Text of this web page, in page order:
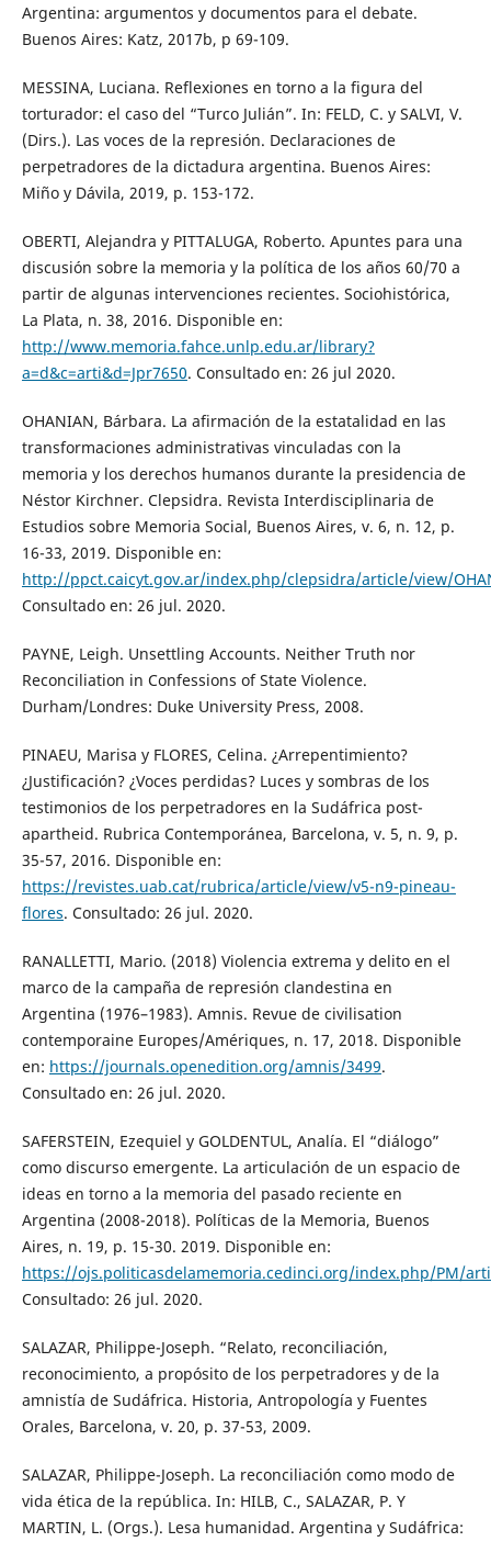
Argentina: argumentos y documentos para el debate.
Buenos Aires: Katz, 2017b, p 69-109.
MESSINA, Luciana. Reflexiones en torno a la figura del
torturador: el caso del “Turco Julián”. In: FELD, C. y SALVI, V.
(Dirs.). Las voces de la represión. Declaraciones de
perpetradores de la dictadura argentina. Buenos Aires:
Miño y Dávila, 2019, p. 153-172.
OBERTI, Alejandra y PITTALUGA, Roberto. Apuntes para una
discusión sobre la memoria y la política de los años 60/70 a
partir de algunas intervenciones recientes. Sociohistórica,
La Plata, n. 38, 2016. Disponible en:
http://www.memoria.fahce.unlp.edu.ar/library?
a=d&c=arti&d=Jpr7650. Consultado en: 26 jul 2020.
OHANIAN, Bárbara. La afirmación de la estatalidad en las
transformaciones administrativas vinculadas con la
memoria y los derechos humanos durante la presidencia de
Néstor Kirchner. Clepsidra. Revista Interdisciplinaria de
Estudios sobre Memoria Social, Buenos Aires, v. 6, n. 12, p.
16-33, 2019. Disponible en:
http://ppct.caicyt.gov.ar/index.php/clepsidra/article/view/
Consultado en: 26 jul. 2020.
PAYNE, Leigh. Unsettling Accounts. Neither Truth nor
Reconciliation in Confessions of State Violence.
Durham/Londres: Duke University Press, 2008.
PINAEU, Marisa y FLORES, Celina. ¿Arrepentimiento?
¿Justificación? ¿Voces perdidas? Luces y sombras de los
testimonios de los perpetradores en la Sudáfrica post-
apartheid. Rubrica Contemporánea, Barcelona, v. 5, n. 9, p.
35-57, 2016. Disponible en:
https://revistes.uab.cat/rubrica/article/view/v5-n9-pineau-
flores. Consultado: 26 jul. 2020.
RANALLETTI, Mario. (2018) Violencia extrema y delito en el
marco de la campaña de represión clandestina en
Argentina (1976–1983). Amnis. Revue de civilisation
contemporaine Europes/Amériques, n. 17, 2018. Disponible
en: https://journals.openedition.org/amnis/3499.
Consultado en: 26 jul. 2020.
SAFERSTEIN, Ezequiel y GOLDENTUL, Analía. El “diálogo”
como discurso emergente. La articulación de un espacio de
ideas en torno a la memoria del pasado reciente en
Argentina (2008-2018). Políticas de la Memoria, Buenos
Aires, n. 19, p. 15-30. 2019. Disponible en:
https://ojs.politicasdelamemoria.cedinci.org/index.php/PM/
Consultado: 26 jul. 2020.
SALAZAR, Philippe-Joseph. “Relato, reconciliación,
reconocimiento, a propósito de los perpetradores y de la
amnistía de Sudáfrica. Historia, Antropología y Fuentes
Orales, Barcelona, v. 20, p. 37-53, 2009.
SALAZAR, Philippe-Joseph. La reconciliación como modo de
vida ética de la república. In: HILB, C., SALAZAR, P. Y
MARTIN, L. (Orgs.). Lesa humanidad. Argentina y Sudáfrica: